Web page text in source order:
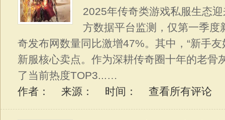
2025年传奇类游戏私服生态
方数据平台监测，仅第一季度
奇发布网数量同比激增47%。其中，“新手友
新服核心卖点。作为深耕传奇圈十年的老骨
了当前热度TOP3...…
作者： 来源： 时间： 查看所有评论